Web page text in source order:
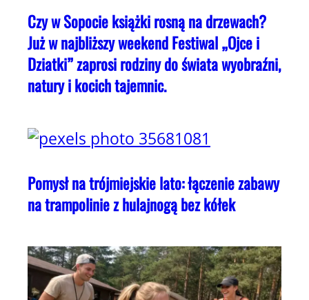
Czy w Sopocie książki rosną na drzewach?
Już w najbliższy weekend Festiwal „Ojce i
Dziatki” zaprosi rodziny do świata wyobraźni,
natury i kocich tajemnic.
Pomysł na trójmiejskie lato: łączenie zabawy
na trampolinie z hulajnogą bez kółek